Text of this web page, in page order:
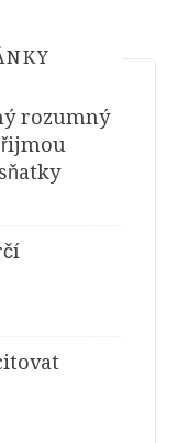
rozumný